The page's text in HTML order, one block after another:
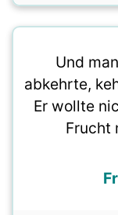
Und
abkehrte,
Er wollte
Frucht